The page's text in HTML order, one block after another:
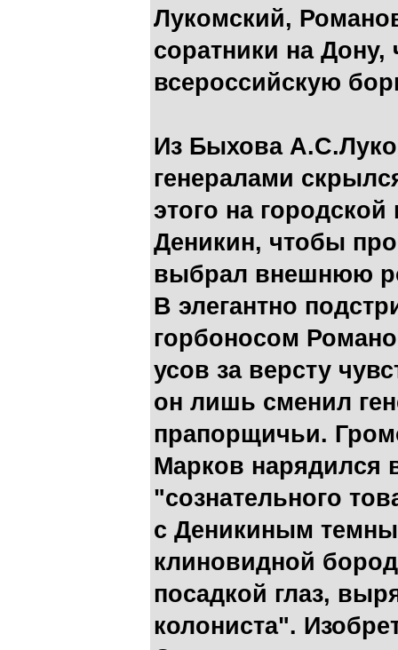
Лукомский,
соратники на Дону,
всероссийскую
Из Быхова
генералами
этого на
Деникин, чтобы
выбрал внешнюю
В элегантно
горбоносом
усов за версту
он лишь сменил
прапорщичьи.
Марков нарядился
"сознательного
с Деникиным
клиновидной
посадкой глаз,
колониста".